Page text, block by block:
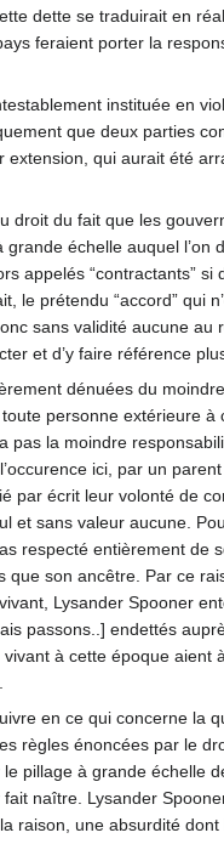
dette se traduirait en
feraient porter la
instituée en
que deux parties
qui aurait été
du fait que les
échelle auquel l’on
appelés “contractants”
le prétendu “accord” qui
sans validité aucune
et d’y faire référence
dénuées du
personne extérieure
pas la moindre
ici, par un
écrit leur volonté de
et sans valeur aucune.
respecté entièrement de
son ancêtre. Par ce
Lysander Spooner
passons..] endettés
à cette époque aient
en ce qui concerne la
règles énoncées par le
pillage à grande échelle
naître. Lysander
une absurdité dont